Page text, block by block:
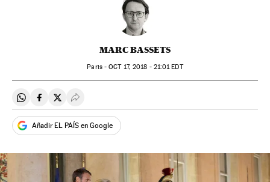
MARC BASSETS
Paris -OCT17, 2018 - 21:01EDT
Compartir en Whatsapp
Compartir en Facebook
Compartir en Twitter
Desplegar Redes Sociales
Añadir EL PAÍS en Google